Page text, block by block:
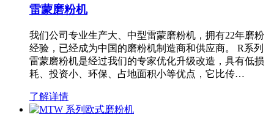
雷蒙磨粉机
我们公司专业生产大、中型雷蒙磨粉机，拥有22年磨粉
经验，已经成为中国的磨粉机制造商和供应商。 R系列
雷蒙磨粉机是经过我们的专家优化升级改造，具有低损
耗、投资小、环保、占地面积小等优点，它比传…
了解详情